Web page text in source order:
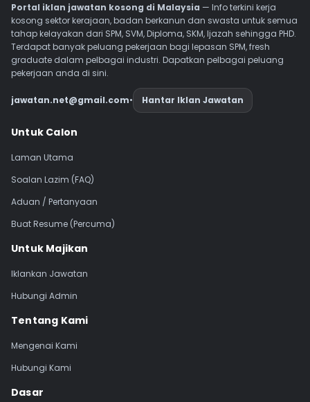
Portal iklan jawatan kosong di Malaysia — Info terkini kerja
kosong sektor kerajaan, badan berkanun dan swasta untuk semua
tahap kelayakan dari SPM, SVM, Diploma, SKM, Ijazah sehingga PHD.
Terdapat banyak peluang pekerjaan bagi lepasan SPM, fresh
graduate dalam pelbagai industri. Dapatkan pelbagai peluang
pekerjaan anda di sini.
jawatan.net@gmail.com• Hantar Iklan Jawatan
Navigasi Footer
Untuk Calon
Laman Utama
Soalan Lazim (FAQ)
Aduan / Pertanyaan
Buat Resume (Percuma)
Untuk Majikan
Iklankan Jawatan
Hubungi Admin
Tentang Kami
Mengenai Kami
Hubungi Kami
Dasar